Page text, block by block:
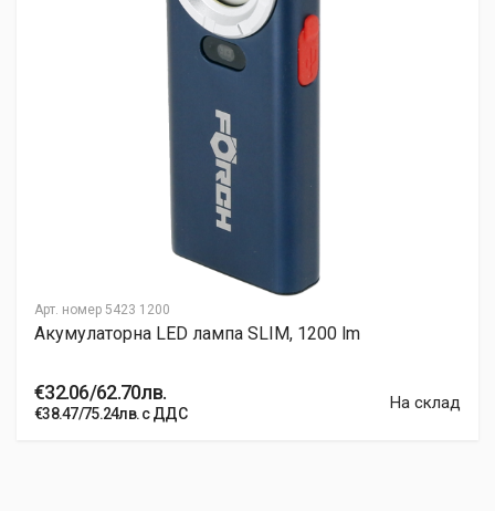
Арт. номер 5423 1200
Акумулаторна LED лампа SLIM, 1200 lm
€32.06/62.70лв.
€38.47/75.24лв. с ДДС
На склад